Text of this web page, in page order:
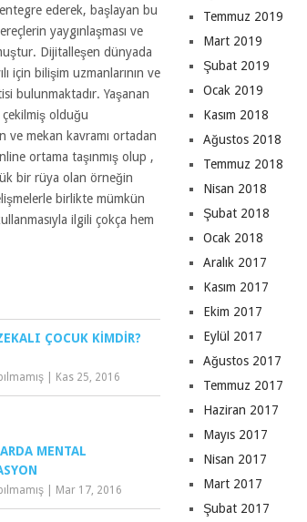
ederek, başlayan bu
yaygınlaşması ve
Dijitalleşen dünyada
için bilişim uzmanlarının ve
bulunmaktadır. Yaşanan
olduğu
ve mekan kavramı ortadan
ortama taşınmış olup ,
bir rüya olan örneğin
birlikte mümkün
ilgili çokça hem
ÇOCUK KIMDIR?
Kas 25, 2016
MENTAL
Mar 17, 2016
Temmuz 2019
Mart 2019
Şubat 2019
Ocak 2019
Kasım 2018
Ağustos 2018
Temmuz 2018
Nisan 2018
Şubat 2018
Ocak 2018
Aralık 2017
Kasım 2017
Ekim 2017
Eylül 2017
Ağustos 2017
Temmuz 2017
Haziran 2017
Mayıs 2017
Nisan 2017
Mart 2017
Şubat 2017